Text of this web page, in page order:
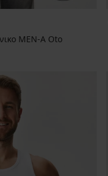
MEN-A Oto